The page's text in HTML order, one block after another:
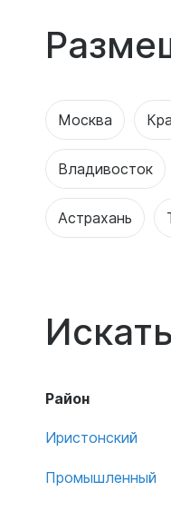
Москва
Владивосток
Астрахань
Район
Иристонский
Промышленный